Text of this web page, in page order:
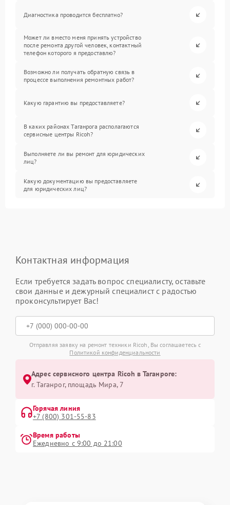
Диагностика проводится бесплатно?
Может ли вместо меня принять устройство
после ремонта другой человек, контактный
телефон которого я предоставлю?
Возможно ли получать обратную связь в
процессе выполнения ремонтных работ?
Какую гарантию вы предоставляете?
В каких районах Таганрога располагаются
сервисные центры Ricoh?
Выполняете ли вы ремонт для юридических
лиц?
Какую документацию вы предоставляете
для юридических лиц?
Контактная информация
Если требуется задать вопрос специалисту, оставьте
свои данные и дежурный специалист с радостью
проконсультирует Вас!
Отправляя заявку на ремонт техники Ricoh, Вы соглашаетесь с
Политикой конфиденциальности
Адрес сервисного центра Ricoh в Таганроге:
г. Таганрог, площадь Мира, 7
Горячая линия
+7 (800) 301-55-83
Время работы
Ежедневно с 9:00 до 21:00